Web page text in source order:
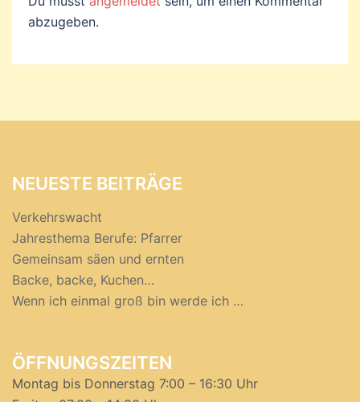
abzugeben.
NEUESTE BEITRÄGE
Verkehrswacht
Jahresthema Berufe: Pfarrer
Gemeinsam säen und ernten
Backe, backe, Kuchen…
Wenn ich einmal groß bin werde ich …
ÖFFNUNGSZEITEN
Montag bis Donnerstag 7:00 – 16:30 Uhr